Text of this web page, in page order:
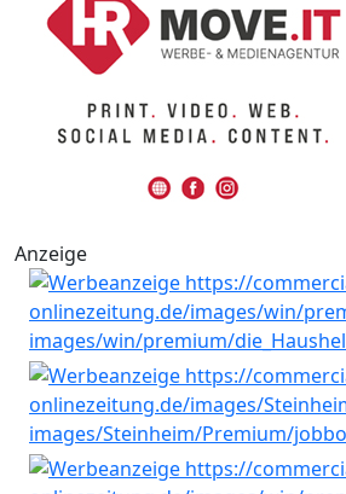
Anzeige